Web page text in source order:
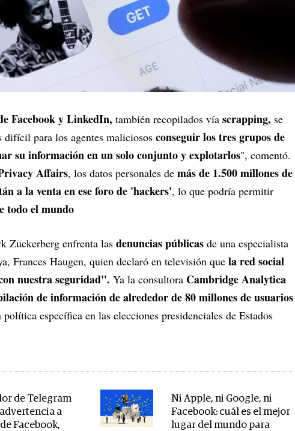
Facebook y LinkedIn, también recopilados vía scrapping, se
para los agentes maliciosos conseguir lostres grupos de
su información en un solo conjunto y explotarlos", comentó.
Affairs, los datos personales de más de 1.500 millones de
a la venta en ese foro de 'hackers', lo que podría permitir
todo el mundo
Zuckerberg enfrenta las denuncias públicas de una especialista
Frances Haugen, quien declaró en televisión que la red social
nuestra seguridad". Ya la consultora Cambridge Analytica
de información de alrededor de 80 millones de usuarios
específica en las elecciones presidenciales de Estados
de Telegram
a
Facebook,
Ni Apple, ni Google, ni
Facebook: cuál es el mejor
lugar del mundo para